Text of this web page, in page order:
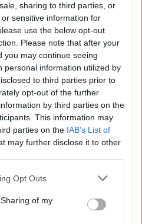
sharing to third parties, or
sensitive information for
use the below opt-out
Please note that after your
you may continue seeing
personal information utilized by
to third parties prior to
opt-out of the further
by third parties on the
This information may
parties on the IAB’s List of
may further disclose it to other
Opt Outs
of my
la même femmequi a donné
et aux jumeaux…
d'euros la grossesse, nous
!
diaporama